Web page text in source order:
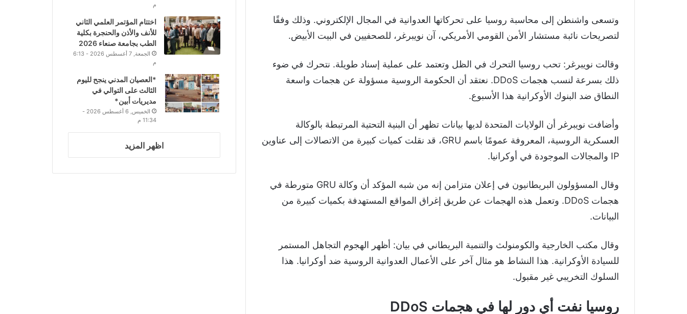
وتسعى واشنطن إلى محاسبة روسيا على تحركاتها العدوانية في المجال الإلكتروني. وذلك وفقًا
لتصريحات نائبة مستشار الأمن القومي الأمريكي، آن نويبرغر، للصحفيين في البيت الأبيض.
وقالت نويبرغر: تحب روسيا التحرك في الظل وتعتمد على عملية إسناد طويلة. نتحرك في ضوء
ذلك بسرعة لنسب هجمات DDoS. نعتقد أن الحكومة الروسية مسؤولة عن هجمات واسعة
النطاق ضد البنوك الأوكرانية هذا الأسبوع.
وأضافت نويبرغر أن الولايات المتحدة لديها بيانات تظهر أن البنية التحتية المرتبطة بالوكالة
العسكرية الروسية، المعروفة عمومًا باسم GRU، قد نقلت كميات كبيرة من الاتصالات إلى عناوين
IP والمجالات الموجودة في أوكرانيا.
وقال المسؤولون البريطانيون في إعلان متزامن إنه من شبه المؤكد أن وكالة GRU متورطة في
هجمات DDoS. وتعمل هذه الهجمات عن طريق إغراق المواقع المستهدفة بكميات كبيرة من
البيانات.
وقال مكتب الخارجية والكومنولث والتنمية البريطاني في بيان: أظهر الهجوم التجاهل المستمر
للسيادة الأوكرانية. هذا النشاط هو مثال آخر على الأعمال العدوانية الروسية ضد أوكرانيا. هذا
السلوك التخريبي غير مقبول.
روسيا نفت أي دور لها في هجمات DDoS
م
اختتام المؤتمر العلمي الثاني
للأنف والأذن والحنجرة بكلية
الطب بجامعة صنعاء 2026
الجمعة, 7 أغسطس 2026 - 6:13
م
*العصيان المدني ينجح لليوم
الثالث على التوالي في
مديريات أبين*
الخميس, 6 أغسطس 2026 -
11:34 م
اظهر المزيد